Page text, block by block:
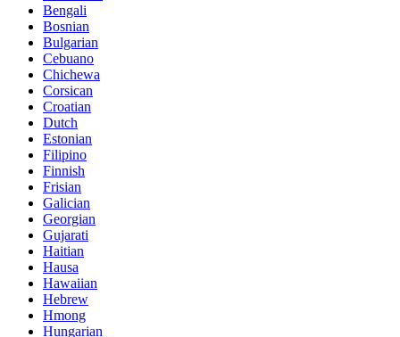
Bengali
Bosnian
Bulgarian
Cebuano
Chichewa
Corsican
Croatian
Dutch
Estonian
Filipino
Finnish
Frisian
Galician
Georgian
Gujarati
Haitian
Hausa
Hawaiian
Hebrew
Hmong
Hungarian